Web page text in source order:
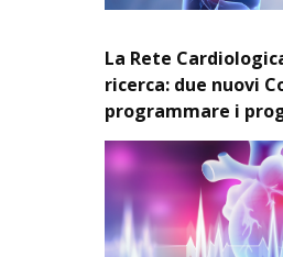
La Rete
ricerca: due nuovi
programmare i